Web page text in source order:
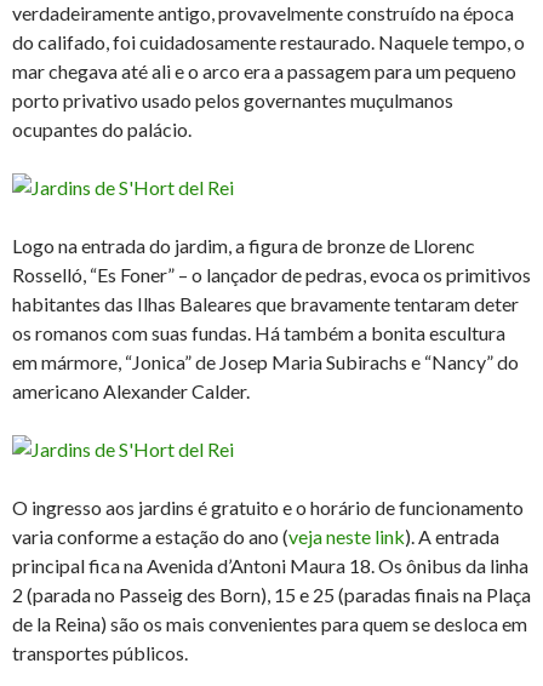
verdadeiramente antigo, provavelmente construído na época
do califado, foi cuidadosamente restaurado. Naquele tempo, o
mar chegava até ali e o arco era a passagem para um pequeno
porto privativo usado pelos governantes muçulmanos
ocupantes do palácio.
Logo na entrada do jardim, a figura de bronze de Llorenc
Rosselló, “Es Foner” – o lançador de pedras, evoca os primitivos
habitantes das Ilhas Baleares que bravamente tentaram deter
os romanos com suas fundas. Há também a bonita escultura
em mármore, “Jonica” de Josep Maria Subirachs e “Nancy” do
americano Alexander Calder.
O ingresso aos jardins é gratuito e o horário de funcionamento
varia conforme a estação do ano (veja neste link). A entrada
principal fica na Avenida d’Antoni Maura 18. Os ônibus da linha
2 (parada no Passeig des Born), 15 e 25 (paradas finais na Plaça
de la Reina) são os mais convenientes para quem se desloca em
transportes públicos.